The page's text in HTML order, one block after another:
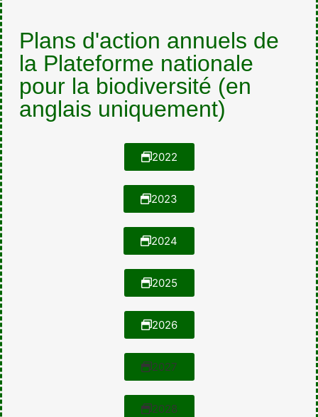
Plans d'action annuels de
la Plateforme nationale
pour la biodiversité (en
anglais uniquement)
2022
2023
2024
2025
2026
2027
2028